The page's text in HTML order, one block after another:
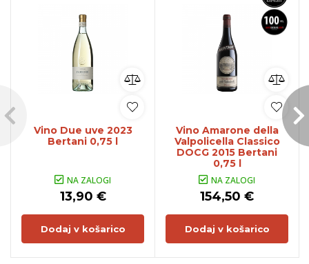
Vino Due uve 2023
Bertani 0,75 l
NA ZALOGI
13,90 €
Dodaj v košarico
Vino Amarone della
Valpolicella Classico
DOCG 2015 Bertani
0,75 l
NA ZALOGI
154,50 €
Dodaj v košarico